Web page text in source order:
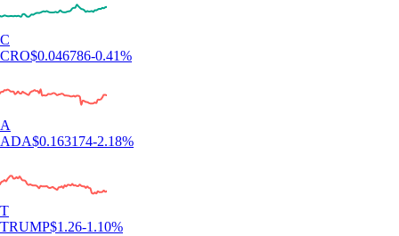
C
CRO$0.046786-0.41%
A
ADA$0.163174-2.18%
T
TRUMP$1.26-1.10%